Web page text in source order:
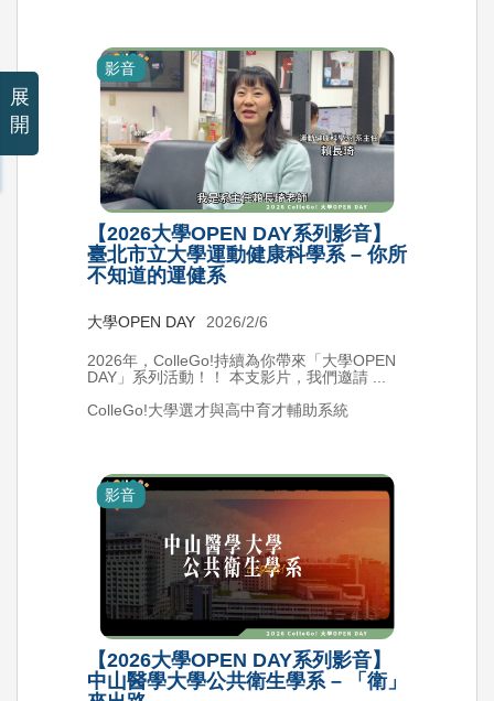
影音
【2026大學OPEN DAY系列影音】
臺北市立大學運動健康科學系 – 你所
不知道的運健系
大學OPEN DAY 2026/2/6
2026年，ColleGo!持續為你帶來「大學OPEN
DAY」系列活動！！ 本支影片，我們邀請 ...
ColleGo!大學選才與高中育才輔助系統
影音
【2026大學OPEN DAY系列影音】
中山醫學大學公共衛生學系 – 「衛」
展
開